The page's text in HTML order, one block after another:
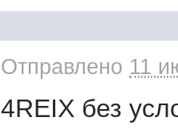
Отправлено 11
4REIX без